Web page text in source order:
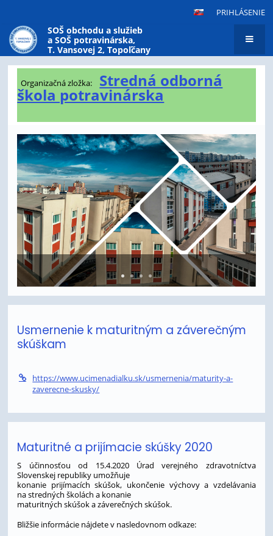
PRIHLÁSENIE
SOŠ obchodu a služieb
a SOŠ potravinárska,
T. Vansovej 2, Topoľčany
Úvodná
stránka
Organizačná zložka: Stredná odborná
škola potravinárska
Usmernenie k maturitným a záverečným
skúškam
https://www.ucimenadialku.sk/usmernenia/maturity-a-
zaverecne-skusky/
Maturitné a prijímacie skúšky 2020
S účinnosťou od 15.4.2020 Úrad verejného zdravotníctva
Slovenskej republiky umožňuje
konanie prijímacích skúšok, ukončenie výchovy a vzdelávania
na stredných školách a konanie
maturitných skúšok a záverečných skúšok.
Bližšie informácie nájdete v nasledovnom odkaze: